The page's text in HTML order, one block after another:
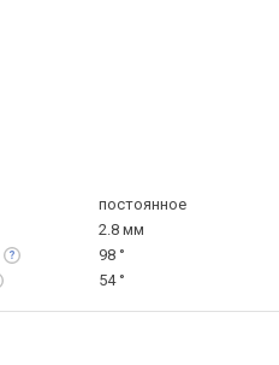
постоянное
2.8 мм
98 °
54 °